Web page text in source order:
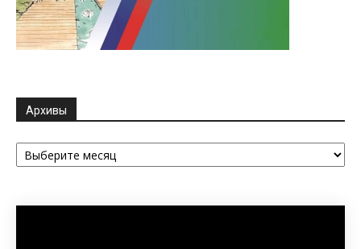
Архивы
Архивы